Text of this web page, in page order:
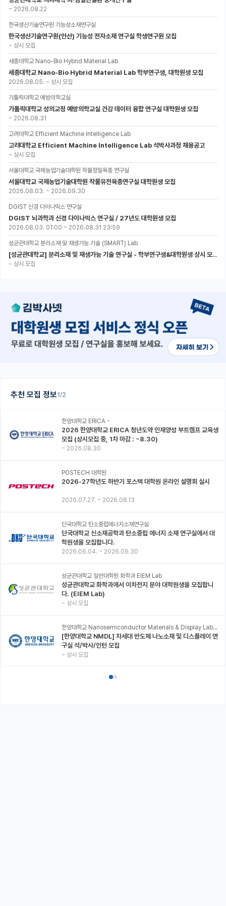
추천 모집 정보1/2
한양대학교 ERICA -
2026 한양대학교 ERICA 청년도약 인재양성 부트캠프 교육생
모집 (상시모집 중, 1차 마감 : ~8.30)
~ 2026.08.30
POSTECH 대학원
2026-27학년도 하반기 포스텍 대학원 온라인 설명회 실시
2026.07.27. ~ 2026.08.13
단국대학교 탄소중립에너지소재연구실
단국대학교 신소재공학과 탄소중립 에너지 소재 연구실에서 대
학원생을 모집합니다.
2026.06.04. ~ 2026.09.30
성균관대학교 일반대학원 화학과 EIEM Lab
성균관대학교 화학과에서 이차전지 분야 대학원생을 모집합니
다. (EIEM Lab)
~ 상시 모집
한양대학교 Nanosemiconductor Materials & Display Laboratory
[한양대학교 NMDL] 차세대 반도체 나노소재 및 디스플레이 연
구실 석/박사/인턴 모집
~ 상시 모집
~ 2026.08.22
한국생산기술연구원 기능성소재연구실
한국생산기술연구원(안산) 기능성 전자소재 연구실 학생연구원 모집
~ 상시 모집
세종대학교 Nano-Bio Hybrid Material Lab
세종대학교 Nano-Bio Hybrid Material Lab 학부연구생, 대학원생 모집
2026.08.05. ~ 상시 모집
가톨릭대학교 예방의학교실
가톨릭대학교 성의교정 예방의학교실 건강 데이터 융합 연구실 대학원생 모집
~ 2026.08.31
고려대학교 Efficient Machine Intelligence Lab
고려대학교 Efficient Machine Intelligence Lab 석박사과정 채용공고
~ 상시 모집
서울대학교 국제농업기술대학원 작물정밀육종 연구실
서울대학교 국제농업기술대학원 작물유전육종연구실 대학원생 모집
2026.08.03. ~ 2026.09.30
DGIST 신경 다이나믹스 연구실
DGIST 뇌과학과 신경 다이나믹스 연구실 / 27년도 대학원생 모집
2026.08.03. 01:00 ~ 2026.08.31 23:59
성균관대학교 분리소재 및 재생가능 기술 (SMART) Lab
[성균관대학교] 분리소재 및 재생가능 기술 연구실 - 학부연구생&대학원생 상시 모집 (미래에너지공학과)
~ 상시 모집